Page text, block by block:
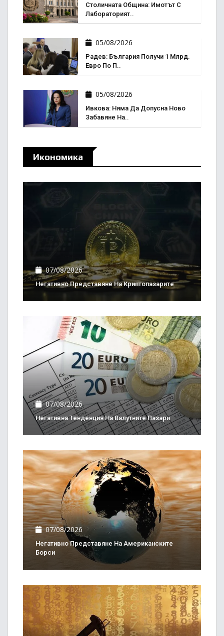
Столичната Община: Имотът С
Лабораторият..
05/08/2026
Радев: България Получи 1 Млрд.
Евро По П..
05/08/2026
Ивкова: Няма Да Допусна Ново
Забавяне На..
Икономика
07/08/2026
Негативно Представяне На Криптопазарите
07/08/2026
Негативна Тенденция На Валутните Пазари
07/08/2026
Негативно Представяне На Американските
Борси